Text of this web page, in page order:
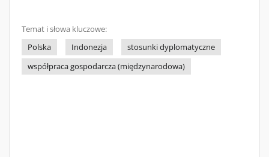
Temat i słowa kluczowe:
Polska
Indonezja
stosunki dyplomatyczne
współpraca gospodarcza (międzynarodowa)